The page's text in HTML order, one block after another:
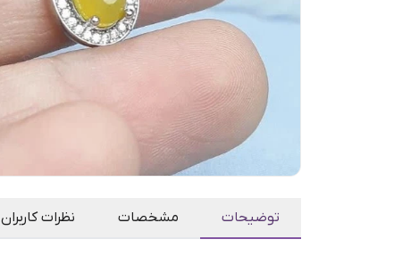
توضیحات مشخصات نظرات کاربران